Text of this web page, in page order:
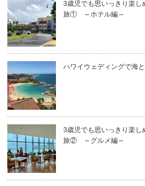
3歳児でも思いっきり楽し
旅① ～ホテル編～
ハワイウェディングで海
3歳児でも思いっきり楽し
旅② ～グルメ編～